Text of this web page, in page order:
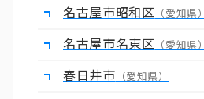
名古屋市昭和区 （愛知県）
名古屋市名東区 （愛知県）
春日井市 （愛知県）